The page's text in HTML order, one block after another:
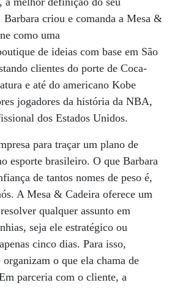
Barbara criou e comanda a Mesa &
como uma
de ideias com base em São
clientes do porte de Coca-
e até do americano Kobe
jogadores da história da NBA,
dos Estados Unidos.
para traçar um plano de
esporte brasileiro. O que Barbara
de tantos nomes de peso é,
A Mesa & Cadeira oferece um
qualquer assunto em
seja ele estratégico ou
cinco dias. Para isso,
o que ela chama de
parceria com o cliente, a